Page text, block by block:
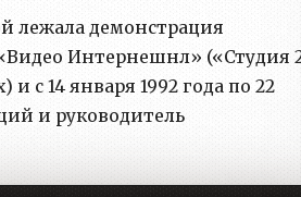
лежала демонстрация
Интернешнл» («Студия
с 14 января 1992 года по 22
и руководитель